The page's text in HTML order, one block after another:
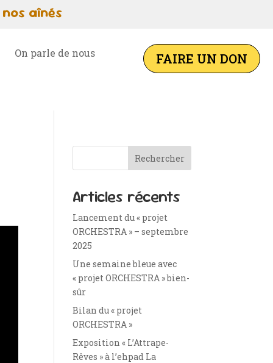
aînés
On parle de nous FAIRE UN DON
Rechercher
Articles récents
Lancement du « projet
ORCHESTRA » – septembre
2025
Une semaine bleue avec
« projet ORCHESTRA » bien-
sûr
Bilan du « projet
ORCHESTRA »
Exposition « L’Attrape-
Rêves » à l’ehpad La